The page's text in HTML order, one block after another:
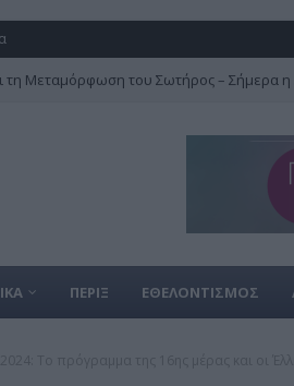
τη Μεταμόρφωση του Σωτήρος – Σήμερα η
ΠΕΡΙΞ ΕΘΕΛΟΝΤΙΣΜΟΣ